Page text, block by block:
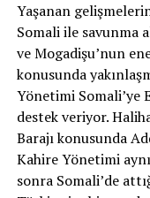
Yaşanan gelişmelerin
Somali ile savunma
ve Mogadişu’nun
konusunda
Yönetimi Somali’ye
destek veriyor.
Barajı konusunda
Kahire Yönetimi
sonra Somali’de